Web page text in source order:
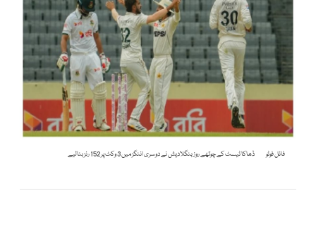
فائل فوٹو ڈھاکا ٹیسٹ کے چوتھے روز بنگلادیش نے دوسری اننگز میں 3 وکٹ پر 152 رنز بنالیے